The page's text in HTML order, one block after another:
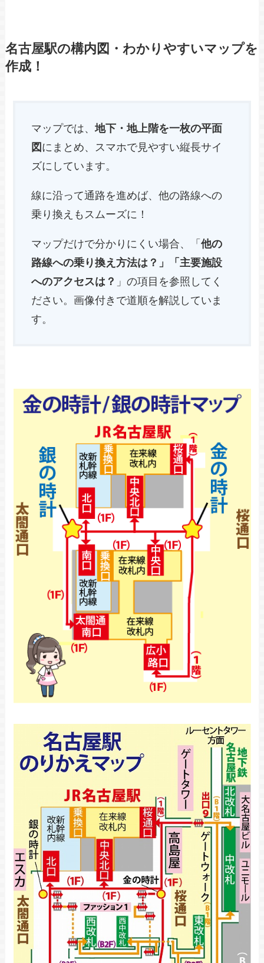
名古屋駅の構内図・わかりやすいマップを
作成！
マップでは、地下・地上階を一枚の平面
図 にまとめ、スマホで見やすい縦長サイ
ズにしています。
線に沿って通路を進めば、他の路線への
乗り換えもスムーズに！
マップだけで分かりにくい場合、「他の
路線への乗り換え方法は？」「主要施設
へのアクセスは？ 」の項目を参照してく
ださい。画像付きで道順を解説していま
す。